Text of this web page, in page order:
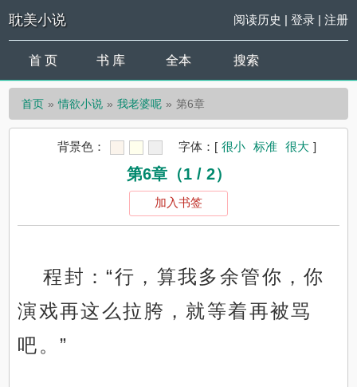
耽美小说 阅读历史 | 登录| 注册
首 页 书 库 全本 搜索
首页 情欲小说 我老婆呢 第6章
背景色： 字体： [ 很小 标准 很大 ]
第6章（1 / 2）
加入书签
程封：“行，算我多余管你，你
演戏再这么拉胯，就等着再被骂
吧。”